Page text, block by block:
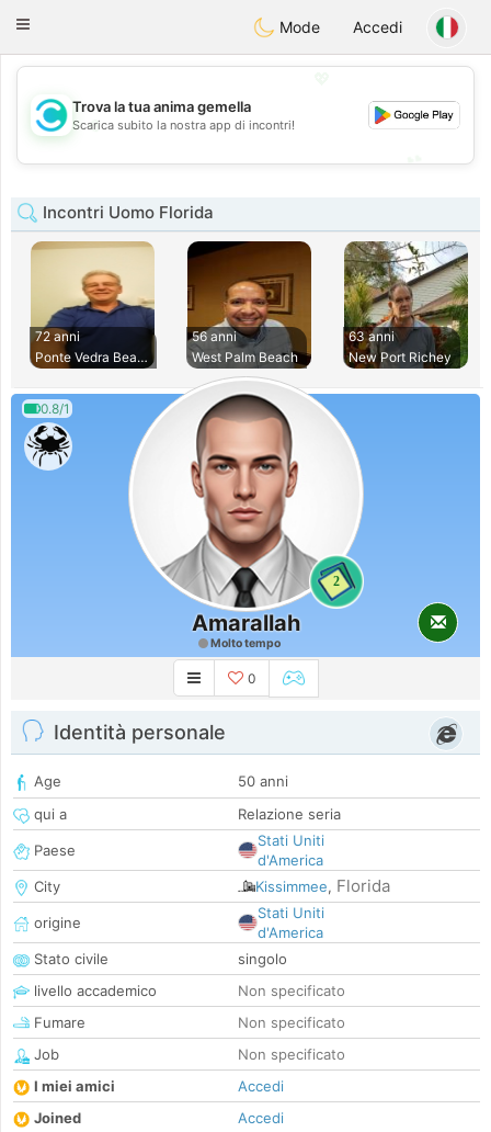
olombiaCitas
Toggle
Mode Accedi
💖
💕
Trova la tua anima gemella
Scarica subito la nostra app di incontri!
Incontri Uomo Florida
72 anni
Ponte Vedra Beach
56 anni
West Palm Beach
63 anni
New Port Richey
0.8/1
2
Amarallah
Molto tempo
0
Identità personale
Age
50 anni
qui a
Relazione seria
Paese
Stati Uniti
d'America
City
Kissimmee, Florida
origine
Stati Uniti
d'America
Stato civile
singolo
livello accademico
Non specificato
Fumare
Non specificato
Job
Non specificato
I miei amici
Accedi
Joined
Accedi